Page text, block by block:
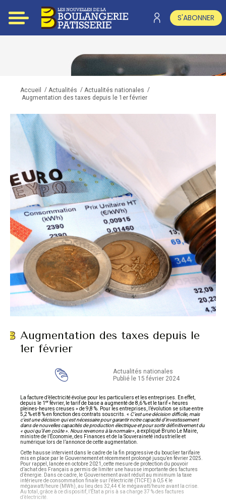
S'ABONNER
Accueil / Actualités / Actualités nationales /
Augmentation des taxes depuis le 1er février
Augmentation des taxes depuis le
1er février
Actualités nationales
Publié le 15 février 2024
La facture d’électricité évolue pour les particuliers et les entreprises. En effet,
depuis le 1 er février, le tarif de base a augmenté de 8,6 % et le tarif « heures
pleines-heures creuses » de 9,8 %. Pour les entreprises, l’évolution se situe entre
5,2 % et 8 % en fonction des contrats souscrits. « C’est une décision difficile, mais
c’est une décision qui est nécessaire pour garantir notre capacité d’investissement
dans de nouvelles capacités de production électrique et pour sortir définitivement du
« quoi qu’il en coûte ». Nous revenons à la normale», a expliqué Bruno Le Maire,
ministre de l’Économie, des Finances et de la Souveraineté industrielle et
numérique lors de l’annonce de cette augmentation.
Cette hausse intervient dans le cadre de la fin progressive du bouclier tarifaire
mis en place par le Gouvernement et récemment prolongé jusqu’en février 2025.
Pour rappel, lancée en octobre 2021, cette mesure de protection du pouvoir
d’achat des Français a permis de limiter une hausse importante des factures
d’énergie. Dans ce cadre, le Gouvernement avait réduit au minimum la taxe
intérieure de consommation finale sur l’électricité (TICFE) à 0,5 € le
mégawatt/heure (MWh), au lieu des 32,44 € le mégawatt/heure avant la crise.
Au total, grâce à ce dispositif, l’État a pris à sa charge 37 % des factures
d’électricité.